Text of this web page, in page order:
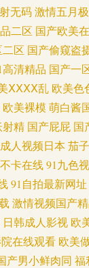
俺来也五月天伦理
久草国产av 国产
神视频网站网址地址
悠一區二區 日韩福
产一区二区三区成人
月美国 91在线综合观
精品乱码 男人天堂
五码 欧美性爱视频
无码激情五月
二区 国产欧美
区 国产偷窥盗
高清精品 国产一
ⅩⅩⅩⅩ乱 欧美色
欧美裸模 萌白酱
射精 国产屁屁 国
成人视频日本茄
卡在线91九色
91自拍最新网址
激情视频国产
日韩成人影视 欧
在线观看 欧美
产男小鲜肉同 福